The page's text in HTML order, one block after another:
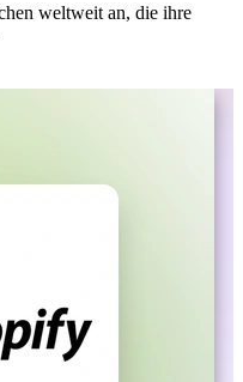
weltweit an, die ihre